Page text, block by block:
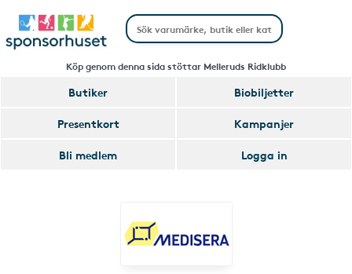
Köp genom denna sida stöttar Melleruds Ridklubb
Butiker
Biobiljetter
Presentkort
Kampanjer
Bli medlem
Logga in